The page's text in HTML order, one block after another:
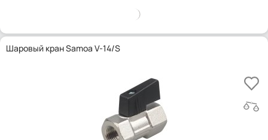
Шаровый кран Samoa V-14/S